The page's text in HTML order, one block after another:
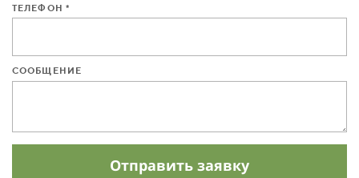
ТЕЛЕФОН *
СООБЩЕНИЕ
Отправить заявку